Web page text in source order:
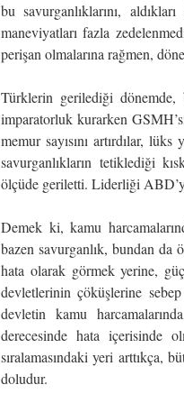
bu savurganlıklarını,
maneviyatları fazla
perişan olmalarına rağmen,
Türklerin gerilediği
imparatorluk kurarken
memur sayısını artırdılar,
savurganlıkların tetiklediği
ölçüde geriletti. Liderliği
Demek ki, kamu
bazen savurganlık, bundan da
hata olarak görmek yerine,
devletlerinin çöküşlerine
devletin kamu
derecesinde hata içerisinde
sıralamasındaki yeri arttıkça,
doludur.